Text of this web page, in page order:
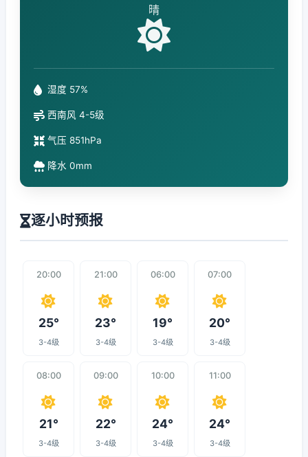
晴
湿度 57%
西南风 4-5级
气压 851hPa
降水 0mm
逐小时预报
20:00
25°
3-4级
21:00
23°
3-4级
06:00
19°
3-4级
07:00
20°
3-4级
08:00
21°
3-4级
09:00
22°
3-4级
10:00
24°
3-4级
11:00
24°
3-4级